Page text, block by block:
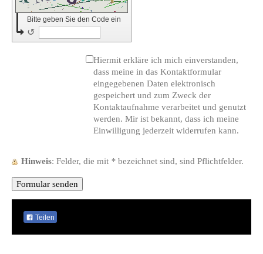
Bitte geben Sie den Code ein
↺
Hiermit erkläre ich mich einverstanden,
dass meine in das Kontaktformular
eingegebenen Daten elektronisch
gespeichert und zum Zweck der
Kontaktaufnahme verarbeitet und genutzt
werden. Mir ist bekannt, dass ich meine
Einwilligung jederzeit widerrufen kann.
Hinweis : Felder, die mit * bezeichnet sind, sind Pflichtfelder.
Teilen